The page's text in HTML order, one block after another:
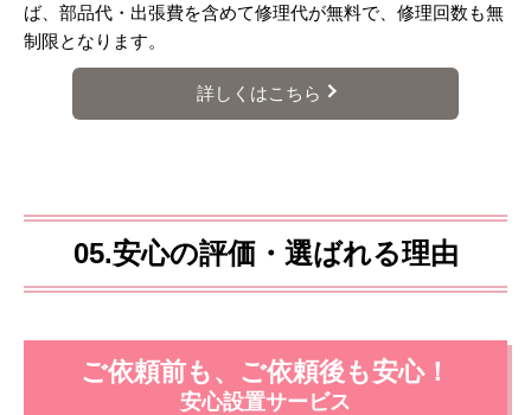
ば、部品代・出張費を含めて修理代が無料で、修理回数も無
制限となります。
詳しくはこちら
05.安心の評価・選ばれる理由
ご依頼前も、ご依頼後も安心！
安心設置サービス